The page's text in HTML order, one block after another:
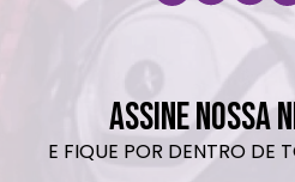
ASSINE NOSSA
E FIQUE POR DENTRO DE